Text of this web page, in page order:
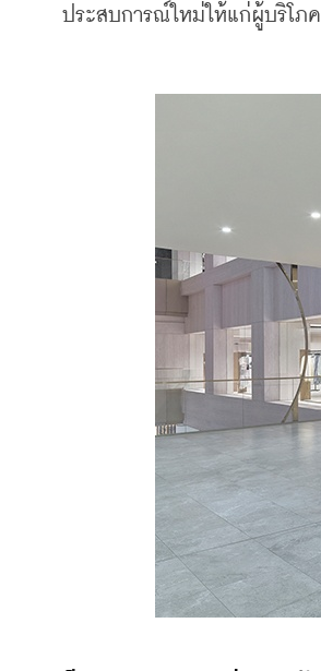
ประสบการณ์ใหม่ให้แก่ผู้บริโภค